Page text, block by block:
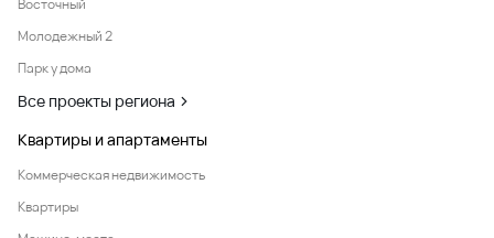
Молодежный 2
Парк у дома
Все проекты региона
Квартиры и апартаменты
Коммерческая недвижимость
Квартиры